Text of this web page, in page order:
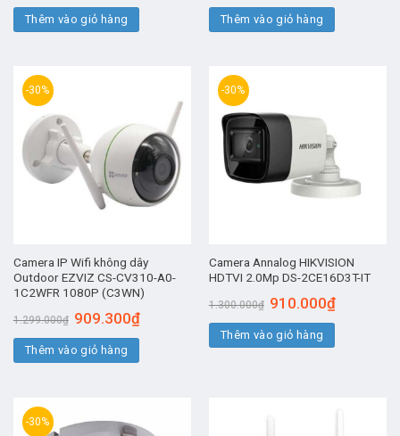
là:
1.200.000₫.
Thêm vào giỏ hàng
là:
1.290.000₫.
Thêm vào giỏ hàng
-30%
Camera IP Wifi không dây
Outdoor EZVIZ CS-CV310-A0-
1C2WFR 1080P (C3WN)
1.299.000₫ Giá
gốc
là:
1.299.000₫.
909.300₫Giá
Thêm vào giỏ hàng
-30%
Camera Annalog HIKVISION
HDTVI 2.0Mp DS-2CE16D3T-IT
1.300.000₫ Giá
gốc
là:
1.300.000₫.
910.000₫Giá
Thêm vào giỏ hàng
-30%